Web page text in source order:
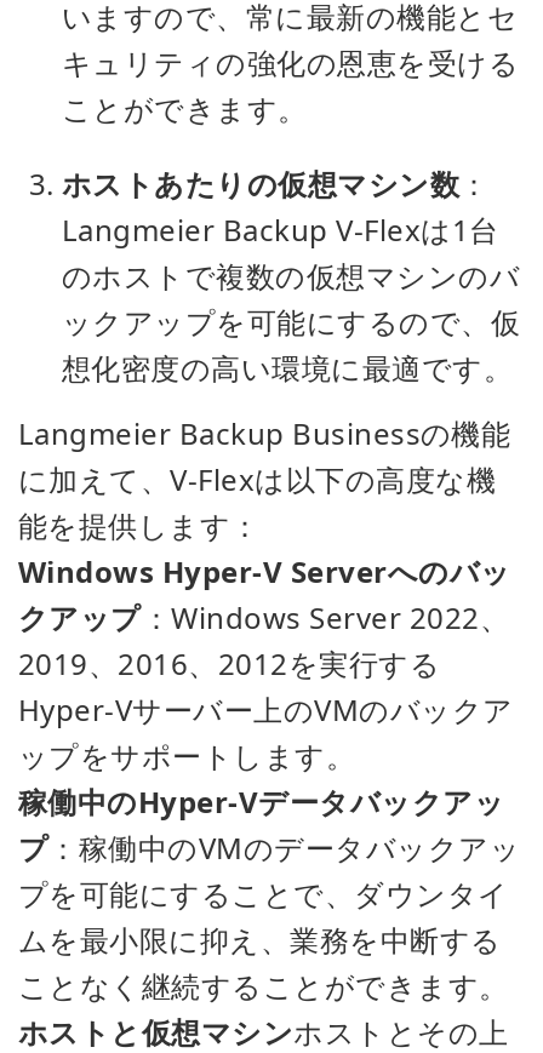
いますので、常に最新の機能とセ
キュリティの強化の恩恵を受ける
ことができます。
ホストあたりの仮想マシン数 ：
Langmeier Backup V-Flexは1台
のホストで複数の仮想マシンのバ
ックアップを可能にするので、仮
想化密度の高い環境に最適です。
Langmeier Backup Businessの機能
に加えて、V-Flexは以下の高度な機
能を提供します：
Windows Hyper-V Serverへのバッ
クアップ：Windows Server 2022、
2019、2016、2012を実行する
Hyper-Vサーバー上のVMのバックア
ップをサポートします。
稼働中のHyper-Vデータバックアッ
プ：稼働中のVMのデータバックアッ
プを可能にすることで、ダウンタイ
ムを最小限に抑え、業務を中断する
ことなく継続することができます。
ホストと仮想マシンホストとその上